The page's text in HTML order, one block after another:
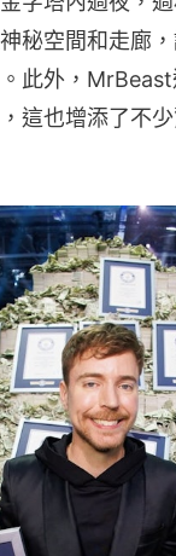
秘空間和走廊
此外，
這也增添了不